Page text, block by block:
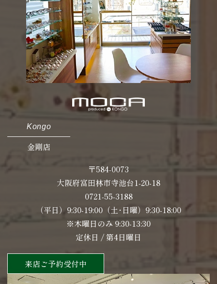
Kongo
金剛店
〒584-0073
大阪府富田林市寺池台1-20-18
0721-55-3188
（平日）9:30-19:00（土･日曜）9:30-18:00
※木曜日のみ 9:30-13:30
定休日 / 第4日曜日
来店ご予約受付中